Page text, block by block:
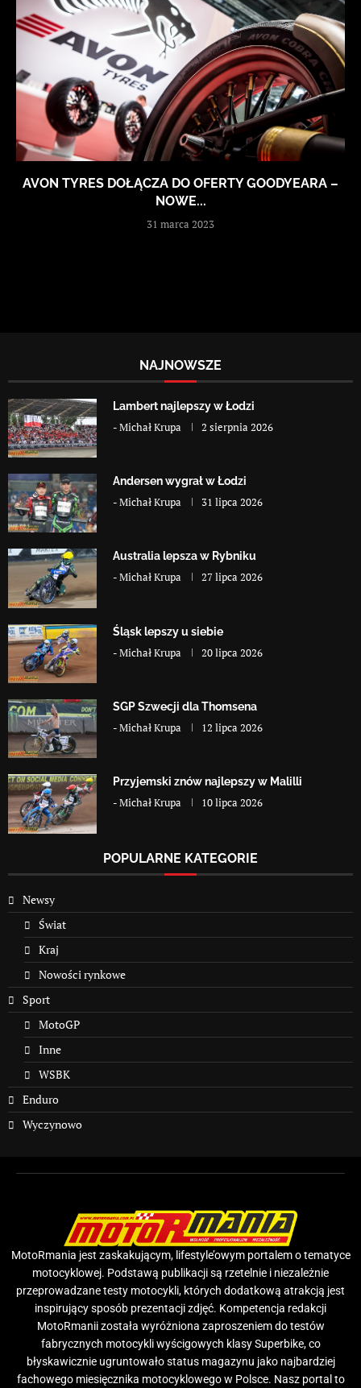
AVON TYRES DOŁĄCZA DO OFERTY GOODYEARA –
NOWE...
31 marca 2023
NAJNOWSZE
Lambert najlepszy w Łodzi
-Michał Krupa 2 sierpnia 2026
Andersen wygrał w Łodzi
-Michał Krupa 31 lipca 2026
Australia lepsza w Rybniku
-Michał Krupa 27 lipca 2026
Śląsk lepszy u siebie
-Michał Krupa 20 lipca 2026
SGP Szwecji dla Thomsena
-Michał Krupa 12 lipca 2026
Przyjemski znów najlepszy w Malilli
-Michał Krupa 10 lipca 2026
POPULARNE KATEGORIE
Newsy
Świat
Kraj
Nowości rynkowe
Sport
MotoGP
Inne
WSBK
Enduro
Wyczynowo
MotoRmania jest zaskakującym, lifestyle’owym portalem o tematyce
motocyklowej. Podstawą publikacji są rzetelnie i niezależnie
przeprowadzane testy motocykli, których dodatkową atrakcją jest
inspirujący sposób prezentacji zdjęć. Kompetencja redakcji
MotoRmanii została wyróżniona zaproszeniem do testów
fabrycznych motocykli wyścigowych klasy Superbike, co
błyskawicznie ugruntowało status magazynu jako najbardziej
fachowego miesięcznika motocyklowego w Polsce. Nasz portal to